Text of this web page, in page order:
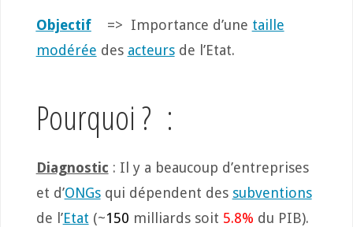
Objectif=> Importance d’une taille
modérée des acteursde l’Etat.
Pourquoi ? :
Diagnostic : Il y a beaucoup d’entreprises
et d’ONGsqui dépendent des subventions
de l’Etat (~150 milliards soit 5.8% du PIB).